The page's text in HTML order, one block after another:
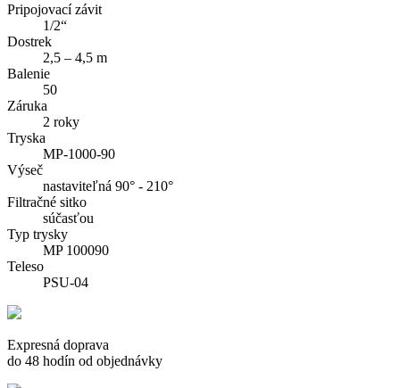
Pripojovací závit
1/2“
Dostrek
2,5 – 4,5 m
Balenie
50
Záruka
2 roky
Tryska
MP-1000-90
Výseč
nastaviteľná 90° - 210°
Filtračné sitko
súčasťou
Typ trysky
MP 100090
Teleso
PSU-04
Expresná doprava
do 48 hodín od objednávky